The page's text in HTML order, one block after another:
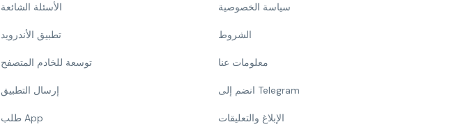
الأسئلة الشائعة
تطبيق الأندرويد
توسعة للخادم المتصفح
إرسال التطبيق
طلب App
سياسة الخصوصية
الشروط
معلومات عنا
انضم إلى Telegram
الإبلاغ والتعليقات